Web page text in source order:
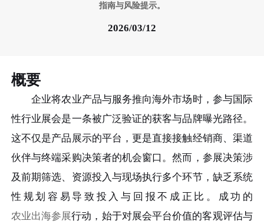
指南与风险提示。
2026/03/12
概要
企业将农业产品与服务推向海外市场时，参与国际
性行业展会是一条被广泛验证的获客与品牌曝光路径。
这不仅是产品展示的平台，更是直接接触经销商、渠道
伙伴与终端采购决策者的机会窗口。然而，参展决策涉
及前期筛选、资源投入与现场执行多个环节，缺乏系统
性规划容易导致投入与回报不成正比。成功的
农业出海参展行动，始于对展会平台价值的客观评估与